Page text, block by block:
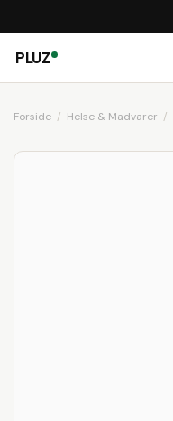
PLUZ
Forside Helse & Madvarer